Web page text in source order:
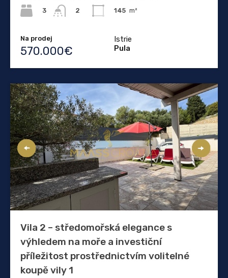
3
2
145 m²
Na prodej
570.000€
Istrie
Pula
Vila 2 – středomořská elegance s
výhledem na moře a investiční
příležitost prostřednictvím volitelné
koupě vily 1